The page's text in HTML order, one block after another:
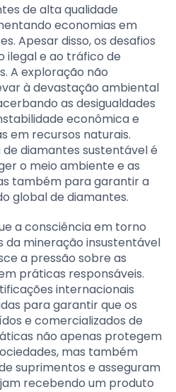
de alta qualidade
economias em
Apesar disso, os desafios
ilegal e ao tráfico de
A exploração não
à devastação ambiental
as desigualdades
econômica e
em recursos naturais.
diamantes sustentável é
o meio ambiente e as
também para garantir a
global de diamantes.
a consciência em torno
da mineração insustentável
a pressão sobre as
práticas responsáveis.
internacionais
para garantir que os
e comercializados de
não apenas protegem
mas também
suprimentos e asseguram
recebendo um produto